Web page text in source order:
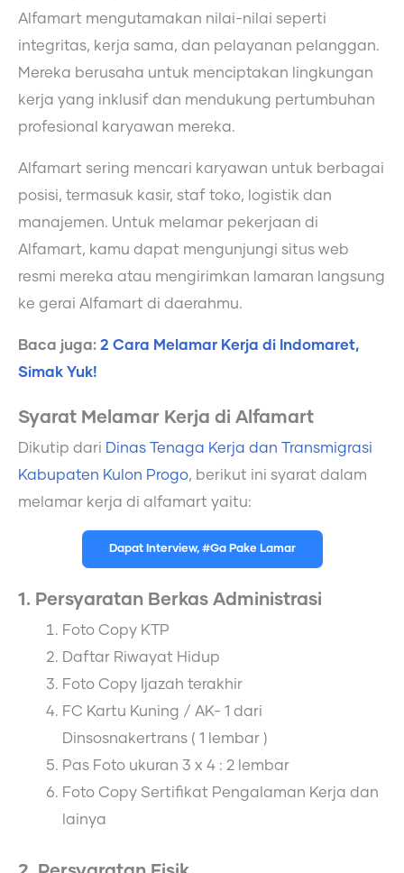
Alfamart mengutamakan nilai-nilai seperti
integritas, kerja sama, dan pelayanan pelanggan.
Mereka berusaha untuk menciptakan lingkungan
kerja yang inklusif dan mendukung pertumbuhan
profesional karyawan mereka.
Alfamart sering mencari karyawan untuk berbagai
posisi, termasuk kasir, staf toko, logistik dan
manajemen. Untuk melamar pekerjaan di
Alfamart, kamu dapat mengunjungi situs web
resmi mereka atau mengirimkan lamaran langsung
ke gerai Alfamart di daerahmu.
Baca juga: 2 Cara Melamar Kerja di Indomaret,
Simak Yuk!
Syarat Melamar Kerja di Alfamart
Dikutip dari Dinas Tenaga Kerja dan Transmigrasi
Kabupaten Kulon Progo, berikut ini syarat dalam
melamar kerja di alfamart yaitu:
Dapat Interview, #Ga Pake Lamar
1. Persyaratan Berkas Administrasi
Foto Copy KTP
Daftar Riwayat Hidup
Foto Copy Ijazah terakhir
FC Kartu Kuning / AK- 1 dari
Dinsosnakertrans ( 1 lembar )
Pas Foto ukuran 3 x 4 : 2 lembar
Foto Copy Sertifikat Pengalaman Kerja dan
lainya